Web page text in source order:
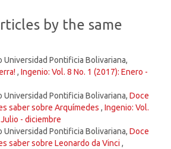
by the same
Universidad Pontificia Bolivariana,
, Ingenio: Vol. 8 No. 1 (2017): Enero -
Universidad Pontificia Bolivariana, Doce
saber sobre Arquímedes , Ingenio: Vol.
- diciembre
Universidad Pontificia Bolivariana, Doce
saber sobre Leonardo da Vinci ,